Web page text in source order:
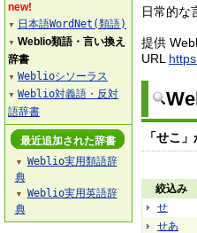
日常的な
提供
URL
「せこ
絞込み
せ
せあ
new!
▼ 日本語WordNet(類語)
▼ Weblio類語・言い換え
辞書
▼ Weblioシソーラス
▼ Weblio対義語・反対
語辞書
最近追加された辞書
▼
Weblio実用類語辞
典
▼
Weblio実用英語辞
典